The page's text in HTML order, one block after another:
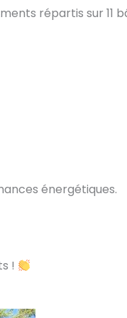
répartis sur 11
énergétiques.
!